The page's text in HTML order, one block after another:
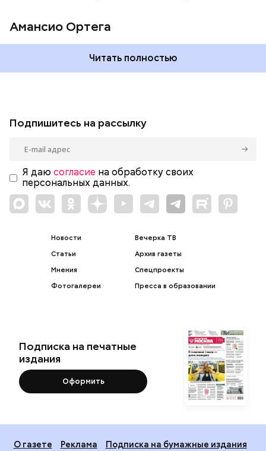
Амансио Ортега
Читать полностью
Подпишитесь на рассылку
Я даю согласие на обработку своих
персональных данных.
Новости
Статьи
Мнения
Фотогалереи
Вечерка ТВ
Архив газеты
Спецпроекты
Пресса в образовании
Подписка на печатные
издания
Оформить
О газете Реклама
Подписка на бумажные издания